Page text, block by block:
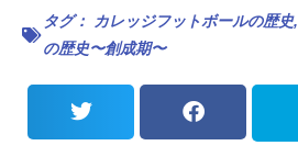
タグ： カレッジフットボールの歴史,
の歴史〜創成期〜